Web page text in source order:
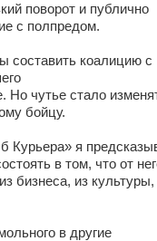
поворот и публично
с полпредом.
составить коалицию с
Но чутье стало
бойцу.
Курьера» я
в том, что от
бизнеса, из культуры,
в другие